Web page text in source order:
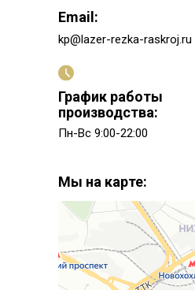
Мы на карте:
kp@lazer-rezka-raskroj.ru
Email:
Пн-Вс 9:00-22:00
График работы
производства: